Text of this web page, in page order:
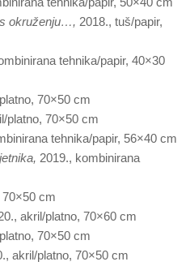
okruženju…, 2018., tuš/papir,
tehnika/papir, 40×30
70×50 cm
platno, 70×50 cm
tehnika/papir, 56×40 cm
2019., kombinirana
70×50 cm
akril/platno, 70×60 cm
70×50 cm
akril/platno, 70×50 cm